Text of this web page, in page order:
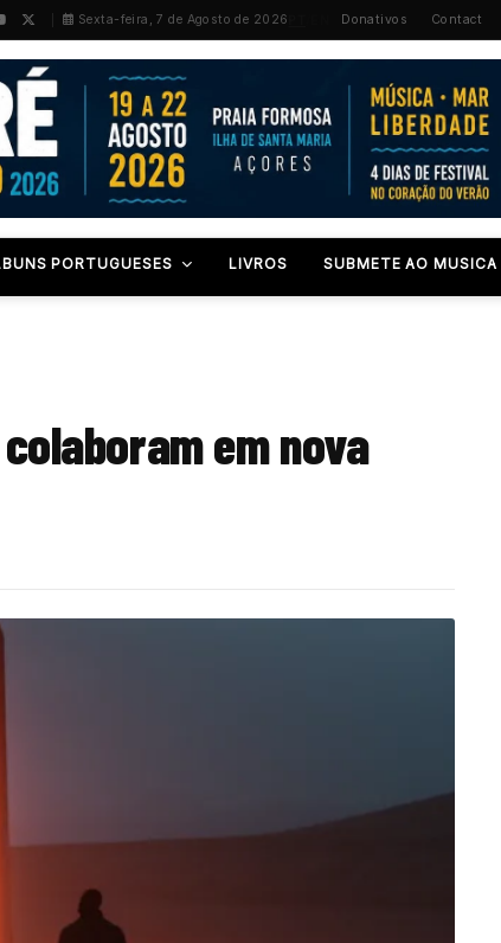
Sexta-feira, 7 de Agosto de 2026 Donativos Contact
PORTUGUESES LIVROS SUBMETE AO
em nova